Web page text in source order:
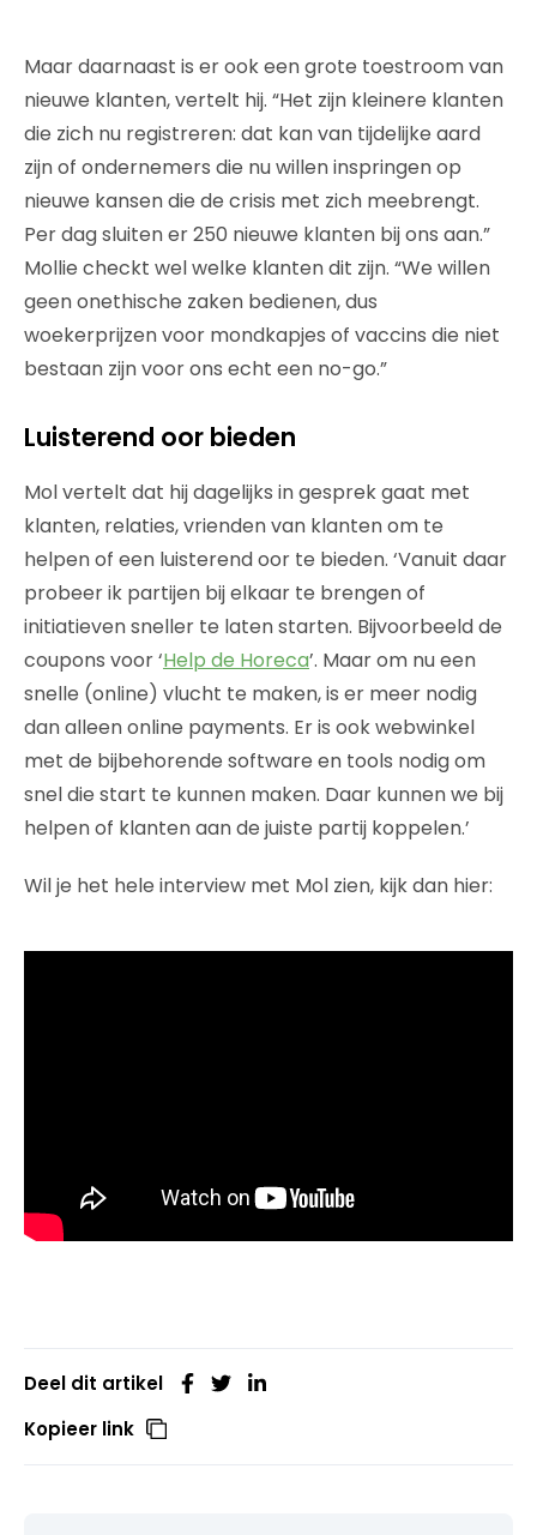
Maar daarnaast is er ook een grote toestroom van
nieuwe klanten, vertelt hij. “Het zijn kleinere klanten
die zich nu registreren: dat kan van tijdelijke aard
zijn of ondernemers die nu willen inspringen op
nieuwe kansen die de crisis met zich meebrengt.
Per dag sluiten er 250 nieuwe klanten bij ons aan.”
Mollie checkt wel welke klanten dit zijn. “We willen
geen onethische zaken bedienen, dus
woekerprijzen voor mondkapjes of vaccins die niet
bestaan zijn voor ons echt een no-go.”
Luisterend oor bieden
Mol vertelt dat hij dagelijks in gesprek gaat met
klanten, relaties, vrienden van klanten om te
helpen of een luisterend oor te bieden. ‘Vanuit daar
probeer ik partijen bij elkaar te brengen of
initiatieven sneller te laten starten. Bijvoorbeeld de
coupons voor ‘Help de Horeca’. Maar om nu een
snelle (online) vlucht te maken, is er meer nodig
dan alleen online payments. Er is ook webwinkel
met de bijbehorende software en tools nodig om
snel die start te kunnen maken. Daar kunnen we bij
helpen of klanten aan de juiste partij koppelen.’
Wil je het hele interview met Mol zien, kijk dan hier:
Deel dit artikel
Kopieer link